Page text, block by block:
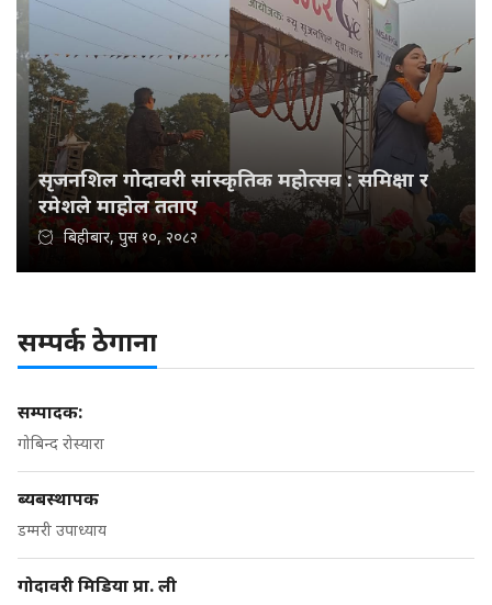
सृजनशिल गोदावरी सांस्कृतिक महोत्सव : समिक्षा र
रमेशले माहोल तताए
बिहीबार, पुस १०, २०८२
सम्पर्क ठेगाना
सम्पादक:
गोबिन्द रोस्यारा
ब्यबस्थापक
डम्मरी उपाध्याय
गोदावरी मिडिया प्रा. ली